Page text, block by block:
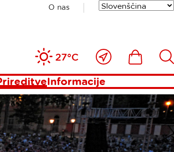
O nas
27°C
Blizu
mene
Ikona Išči
Informacije